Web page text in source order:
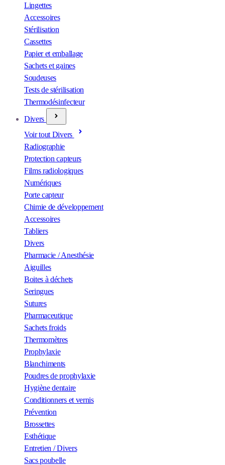
Lingettes
Accessoires
Stérilisation
Cassettes
Papier et emballage
Sachets et gaines
Soudeuses
Tests de stérilisation
Thermodésinfecteur
Divers
Voir tout Divers
Radiographie
Protection capteurs
Films radiologiques
Numériques
Porte capteur
Chimie de développement
Accessoires
Tabliers
Divers
Pharmacie / Anesthésie
Aiguilles
Boites à déchets
Seringues
Sutures
Pharmaceutique
Sachets froids
Thermomètres
Prophylaxie
Blanchiments
Poudres de prophylaxie
Hygiène dentaire
Conditionners et vernis
Prévention
Brossettes
Esthétique
Entretien / Divers
Sacs poubelle